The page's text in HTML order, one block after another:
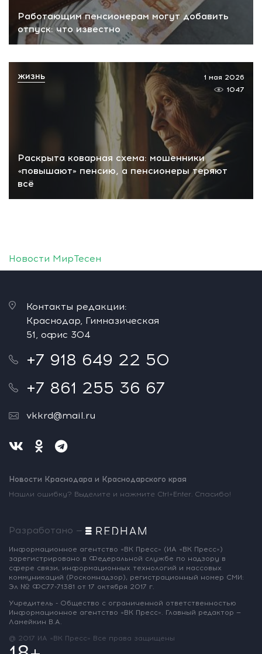
Работающим пенсионерам могут добавить
отпуск: что известно
Раскрыта коварная схема: мошенники
«повышают» пенсию, а пенсионеры теряют
всё
1 мая 2026
1047
ЖИЗНЬ
Новости МирТесен
Контакты редакции:
Краснодар, Гимназическая
51, офис 304
+7 918 649 22 50
+7 861 255 36 67
vkkrd@mail.ru
Новости Краснодара и Краснодарского края
Нашли ошибку? Выделите и нажмите Ctrl+Enter. Спасибо!
Разработано —
Информационное агентство «ВК Пресс» (ИА «ВК Пресс»)
зарегистрировано в Федеральной службе по надзору в
сфере связи, информационных технологий и массовых
коммуникаций (Роскомнадзор), регистрационный номер СМИ:
Эл № ФС77-71381 от 17 октября 2017 г.
Учредитель - Общество с ограниченной ответственностью
Информационное агентство «ВК Пресс». Главный редактор —
Ламейкин В.А.
@ 2017 ИА «ВК Пресс» Все права защищены